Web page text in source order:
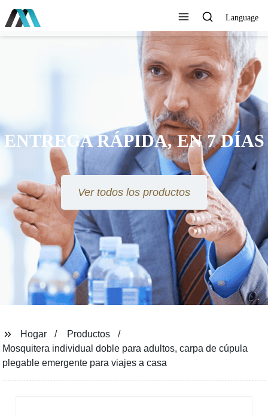
Language
Hogar
Productos
Mosquitera individual doble para adultos, carpa de cúpula
plegable emergente para viajes a casa